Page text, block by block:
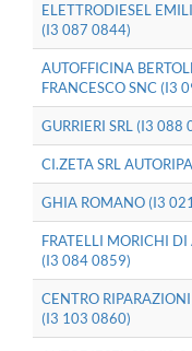
ELETTRODIESEL
(I3 087 0844)
AUTOFFICINA
FRANCESCO SNC (I3
GURRIERI SRL (I3 088
CI.ZETA SRL
GHIA ROMANO (I3
FRATELLI MORICHI
(I3 084 0859)
CENTRO
(I3 103 0860)